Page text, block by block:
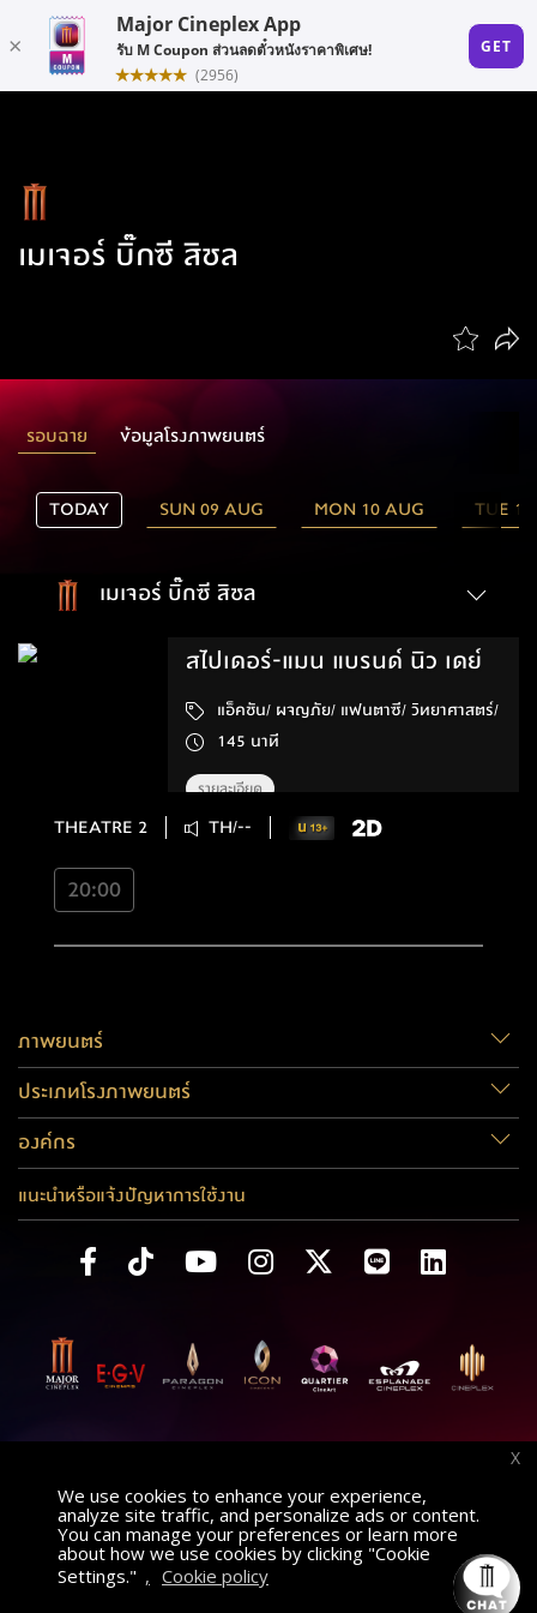
We use cookies to enhance your experience,
analyze site traffic, and personalize ads or content.
You can manage your preferences or learn more
about how we use cookies by clicking "Cookie
Settings." , Cookie policy
X
เมเจอร์ บิ๊กซี สิชล
รอบฉาย ข้อมูลโรงภาพยนตร์
TODAY SUN 09 AUG MON 10 AUG TUE
เมเจอร์ บิ๊กซี สิชล
สไปเดอร์-แมน แบรนด์ นิว เดย์
แอ็คชัน/ ผจญภัย/ แฟนตาซี/ วิทยาศาสตร์/
145 นาที
รายละเอียด
THEATRE 2 TH/--
20:00
ภาพยนตร์
ประเภทโรงภาพยนตร์
องค์กร
แนะนำหรือแจ้งปัญหาการใช้งาน